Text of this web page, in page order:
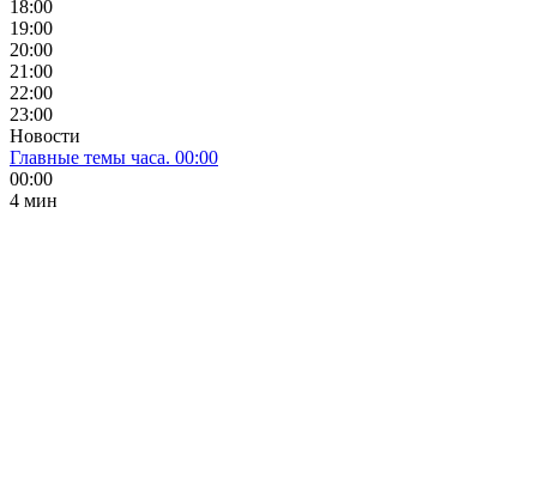
18:00
19:00
20:00
21:00
22:00
23:00
Новости
Главные темы часа. 00:00
00:00
4 мин